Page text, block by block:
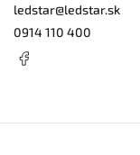
ledstar@ledstar.sk
0914 110 400